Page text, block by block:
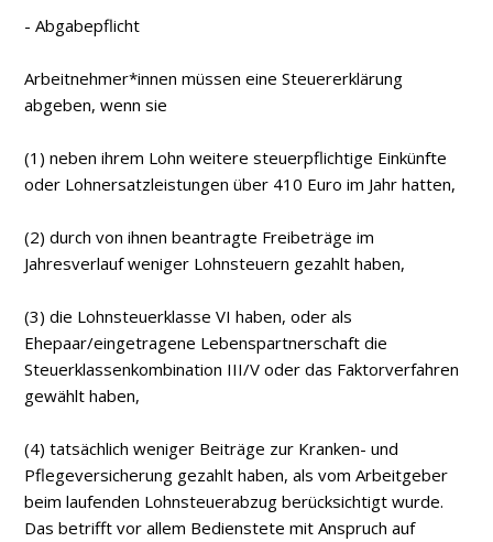
- Abgabepflicht
Arbeitnehmer*innen müssen eine Steuererklärung
abgeben, wenn sie
(1) neben ihrem Lohn weitere steuerpflichtige Einkünfte
oder Lohnersatzleistungen über 410 Euro im Jahr hatten,
(2) durch von ihnen beantragte Freibeträge im
Jahresverlauf weniger Lohnsteuern gezahlt haben,
(3) die Lohnsteuerklasse VI haben, oder als
Ehepaar/eingetragene Lebenspartnerschaft die
Steuerklassenkombination III/V oder das Faktorverfahren
gewählt haben,
(4) tatsächlich weniger Beiträge zur Kranken- und
Pflegeversicherung gezahlt haben, als vom Arbeitgeber
beim laufenden Lohnsteuerabzug berücksichtigt wurde.
Das betrifft vor allem Bedienstete mit Anspruch auf